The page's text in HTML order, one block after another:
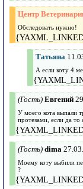
Центр
Обследовать нужно!
Татьяна
А если коту 4
(Гость) Евгений
У моего кота выпали
протезами, если да то
(Гость) dima
Моему коту выбили
?